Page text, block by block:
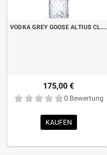
VODKA GREY GOOSE ALTIUS CL.70 LUMINOUS
175,00 €
0 Bewertung
KAUFEN